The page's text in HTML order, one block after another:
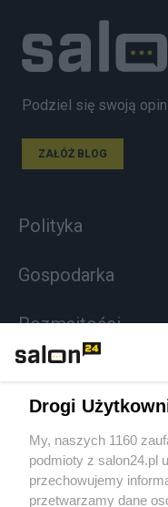
Podziel się swoją
ZAŁÓŻ BLOG
Polityka
Gospodarka
Rozmaitości
Sport
Społeczeństwo
Drogi
My, naszych 1160
podmioty z salon24.pl
przechowujemy
przetwarzamy dane